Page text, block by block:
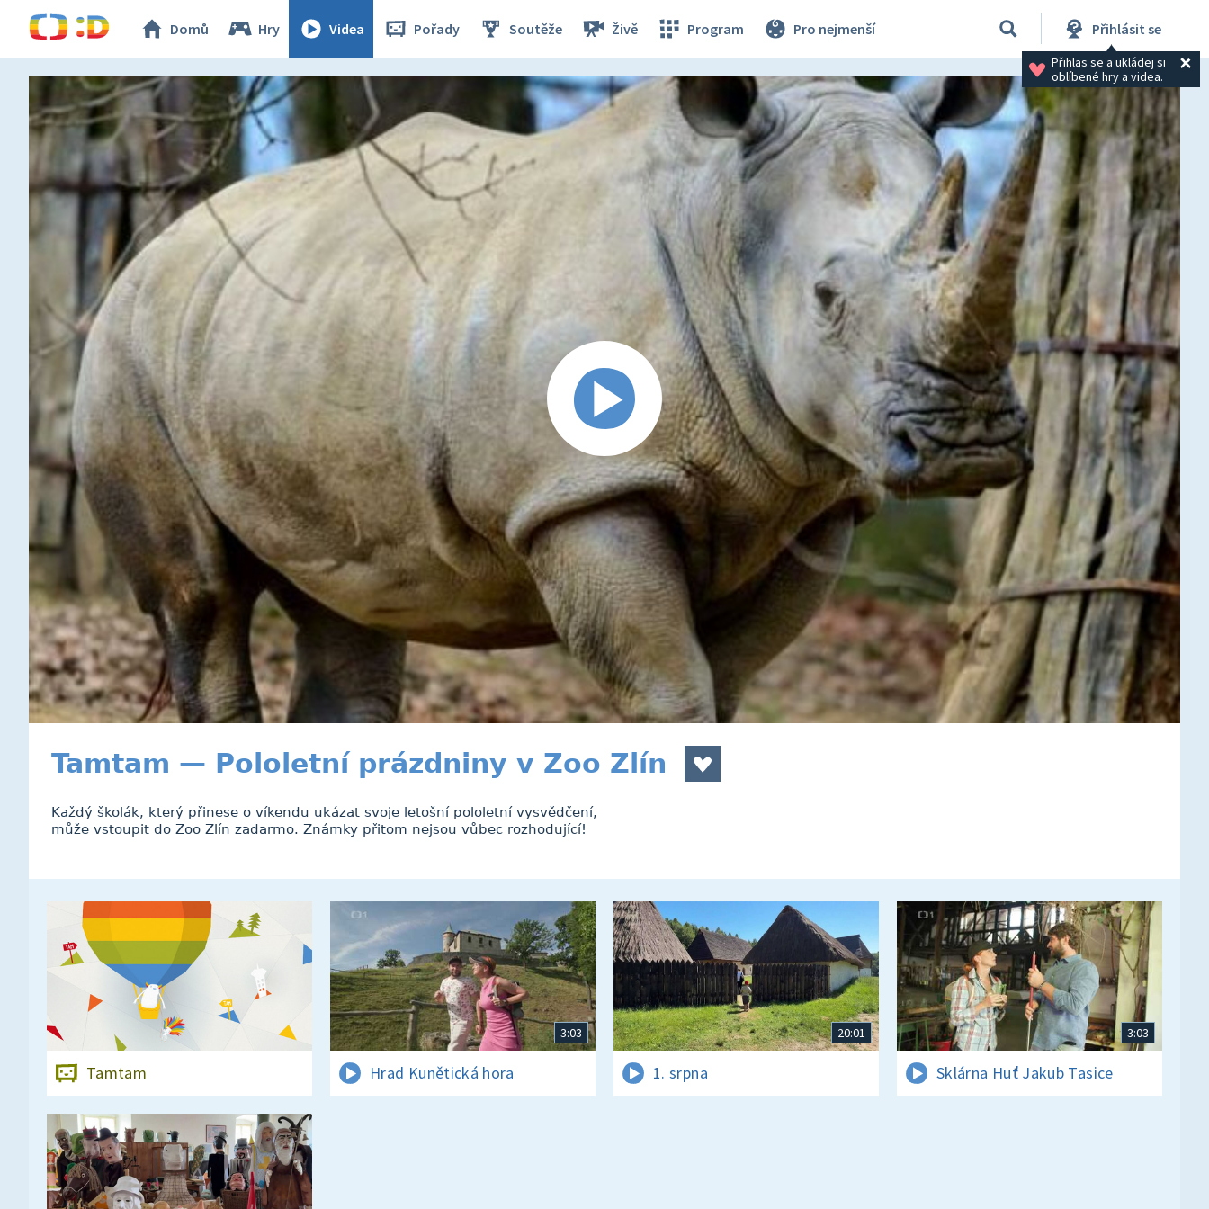
Domů Hry Videa Pořady Soutěže Živě Program Pro nejmenší Přihlásit se
Přihlas se a ukládej si
oblíbené hry a videa.
Tamtam — Pololetní prázdniny v Zoo Zlín
Každý školák, který přinese o víkendu ukázat svoje letošní pololetní vysvědčení,
může vstoupit do Zoo Zlín zadarmo. Známky přitom nejsou vůbec rozhodující!
Tamtam
3:03
Hrad Kunětická hora
20:01
1. srpna
3:03
Sklárna Huť Jakub Tasice